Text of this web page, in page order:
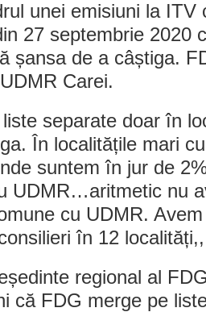
unei emisiuni la ITV
27 septembrie 2020
șansa de a câștiga.
Carei.
separate doar în
În localitățile mari
suntem în jur de
UDMR…aritmetic nu
cu UDMR.
în 12
regional al
că FDG merge pe